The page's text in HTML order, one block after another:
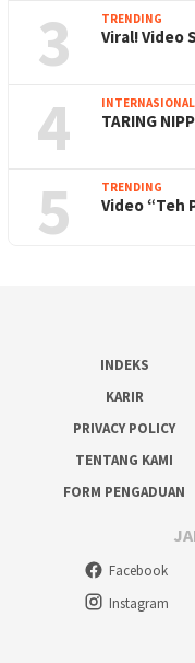
3 TRENDING
Viral! Video
4 INTERNASIONAL
TARING
5 TRENDING
Video “Teh
INDEKS
KARIR
PRIVACY POLICY
TENTANG KAMI
FORM PENGADUAN
Facebook
Instagram